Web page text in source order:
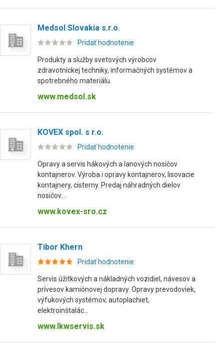
Medsol Slovakia s.r.o.
Pridať hodnotenie
Produkty a služby svetových výrobcov
zdravotníckej techniky, informačných systémov a
spotrebného materiálu.
www.medsol.sk
KOVEX spol. s r.o.
Pridať hodnotenie
Opravy a servis hákových a lanových nosičov
kontajnerov. Výroba i opravy kontajnerov, lisovacie
kontajnery, cisterny. Predaj náhradných dielov
nosičov...
www.kovex-sro.cz
Tibor Khern
Pridať hodnotenie
Servis úžitkových a nákladných vozidiel, návesov a
prívesov kamiónovej dopravy. Opravy prevodoviek,
výfukových systémov, autoplachiet,
elektroinštalác...
www.lkwservis.sk